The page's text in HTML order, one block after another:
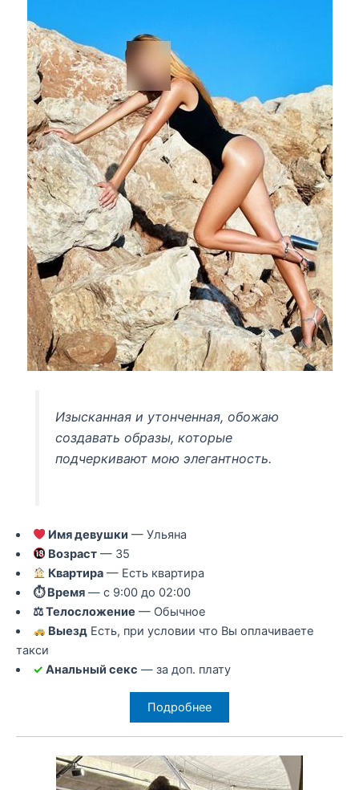
Изысканная и утонченная, обожаю
создавать образы, которые
подчеркивают мою элегантность.
Имя девушки — Ульяна
Возраст — 35
Квартира — Есть квартира
⏱ Время— с 9:00 до 02:00
⚖ Телосложение — Обычное
Выезд Есть, при условии что Вы оплачиваете
такси
✓ Анальный секс — за доп. плату
Подробнее